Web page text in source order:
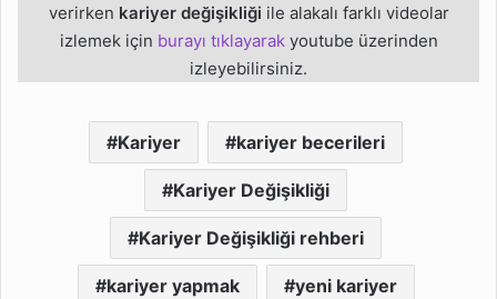
verirken kariyer değişikliği ile alakalı farklı videolar
izlemek için burayı tıklayarakyoutube üzerinden
izleyebilirsiniz.
Kariyer kariyer becerileri
Kariyer Değişikliği
Kariyer Değişikliği rehberi
kariyer yapmak yeni kariyer